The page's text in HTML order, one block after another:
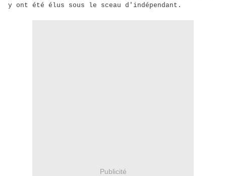
y ont été élus sous le sceau d'indépendant.
Publicité